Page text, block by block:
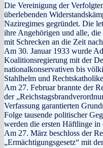
Die Vereinigung der
überlebenden
Naziregimes gegründet. Die
ihre Angehörigen und alle,
mit Schrecken an die Zeit
Am 30. Januar 1933 wurde
Koalitionsregierung mit der
nationalkonservativen bis
Stahlhelm und
Am 27. Februar brannte der
der
Verfassung garantierten
Folge tausende politischer
werden die ersten Häftlinge
Am 27. März beschloss der
„Ermächtigungsgesetz“ mit